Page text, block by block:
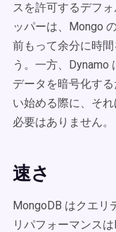
スを許可するデフ
ッパーは、Mongo
前もって余分に時
う。一方、Dynamo
データを暗号化す
い始める際に、そ
必要はありません。
速さ
MongoDB はクエリ
リパフォーマンス